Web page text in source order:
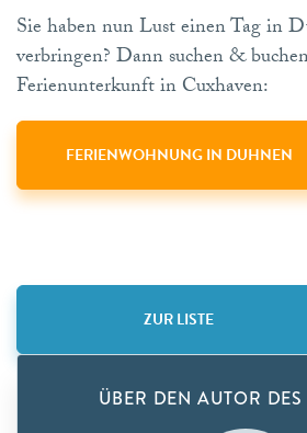
Sie haben nun Lust einen Tag in
verbringen? Dann suchen &
Ferienunterkunft in Cuxhaven:
FERIENWOHNUNG IN DUHNEN
ZUR LISTE
ÜBER DEN AUTOR DES